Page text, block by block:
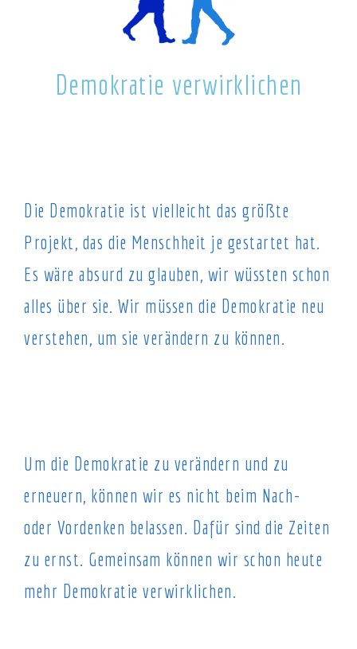
Demokratie verwirklichen
Die Demokratie ist vielleicht das größte
Projekt, das die Menschheit je gestartet hat.
Es wäre absurd zu glauben, wir wüssten schon
alles über sie. Wir müssen die Demokratie neu
verstehen, um sie verändern zu können.
Um die Demokratie zu verändern und zu
erneuern, können wir es nicht beim Nach-
oder Vordenken belassen. Dafür sind die Zeiten
zu ernst. Gemeinsam können wir schon heute
mehr Demokratie verwirklichen.